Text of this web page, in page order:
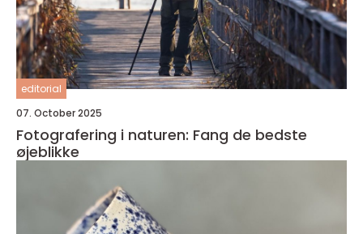
editorial
07. October 2025
Fotografering i naturen: Fang de bedste
øjeblikke